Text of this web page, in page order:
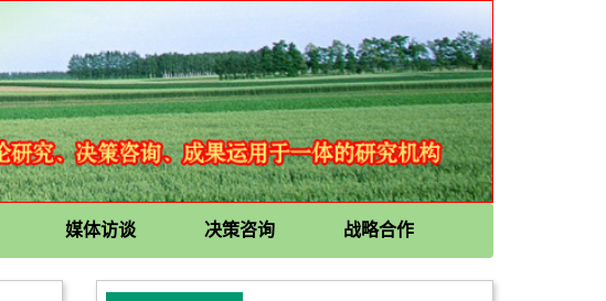
媒体访谈 决策咨询 战略合作